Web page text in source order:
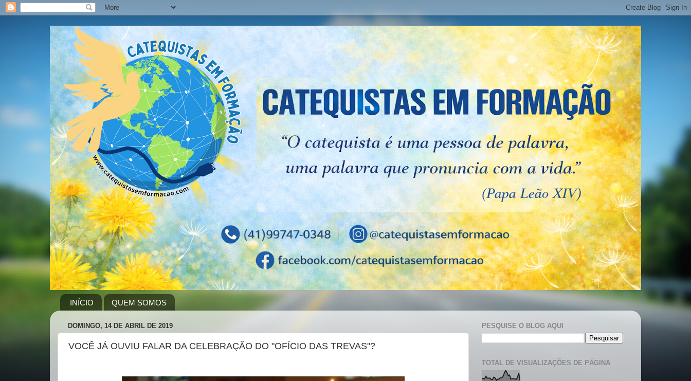
INÍCIO QUEM SOMOS
DOMINGO, 14 DE ABRIL DE 2019
VOCÊ JÁ OUVIU FALAR DA CELEBRAÇÃO DO "OFÍCIO DAS TREVAS"?
PESQUISE O BLOG AQUI
TOTAL DE VISUALIZAÇÕES DE PÁGINA